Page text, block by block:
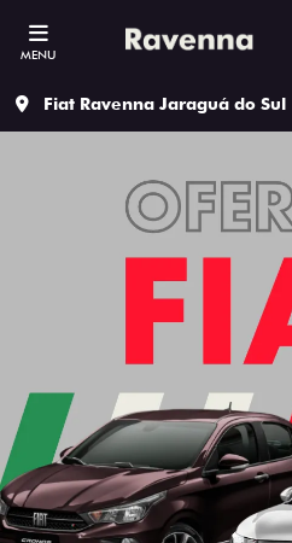
MENU
Fiat Ravenna Jaraguá do Sul